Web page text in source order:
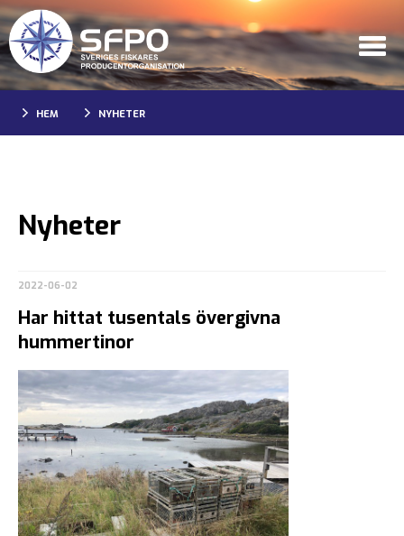
HEM NYHETER
Nyheter
2022-06-02
Har hittat tusentals övergivna
hummertinor